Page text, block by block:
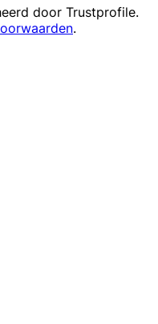
door Trustprofile.
.